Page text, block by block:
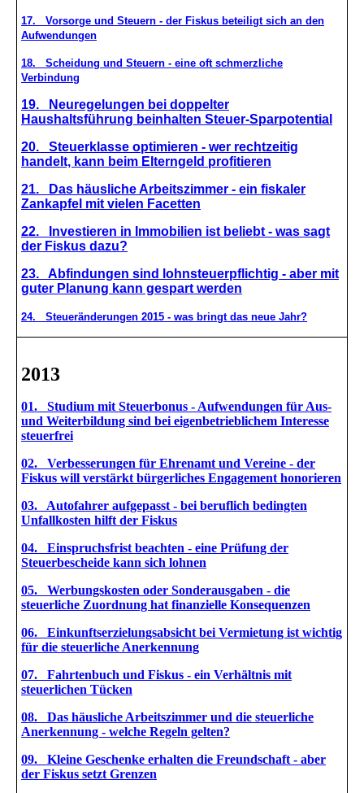
17. Vorsorge und Steuern - der Fiskus beteiligt sich an den
Aufwendungen
18. Scheidung und Steuern - eine oft schmerzliche
Verbindung
19. Neuregelungen bei doppelter
Haushaltsführung beinhalten Steuer-Sparpotential
20. Steuerklasse optimieren - wer rechtzeitig
handelt, kann beim Elterngeld profitieren
21. Das häusliche Arbeitszimmer - ein fiskaler
Zankapfel mit vielen Facetten
22. Investieren in Immobilien ist beliebt - was sagt
der Fiskus dazu?
23. Abfindungen sind lohnsteuerpflichtig - aber mit
guter Planung kann gespart werden
24. Steueränderungen 2015 - was bringt das neue Jahr?
2013
01. Studium mit Steuerbonus - Aufwendungen für Aus-
und Weiterbildung sind bei eigenbetrieblichem Interesse
steuerfrei
02. Verbesserungen für Ehrenamt und Vereine - der
Fiskus will verstärkt bürgerliches Engagement honorieren
03. Autofahrer aufgepasst - bei beruflich bedingten
Unfallkosten hilft der Fiskus
04. Einspruchsfrist beachten - eine Prüfung der
Steuerbescheide kann sich lohnen
05. Werbungskosten oder Sonderausgaben - die
steuerliche Zuordnung hat finanzielle Konsequenzen
06. Einkunftserzielungsabsicht bei Vermietung ist wichtig
für die steuerliche Anerkennung
07. Fahrtenbuch und Fiskus - ein Verhältnis mit
steuerlichen Tücken
08. Das häusliche Arbeitszimmer und die steuerliche
Anerkennung - welche Regeln gelten?
09. Kleine Geschenke erhalten die Freundschaft - aber
der Fiskus setzt Grenzen